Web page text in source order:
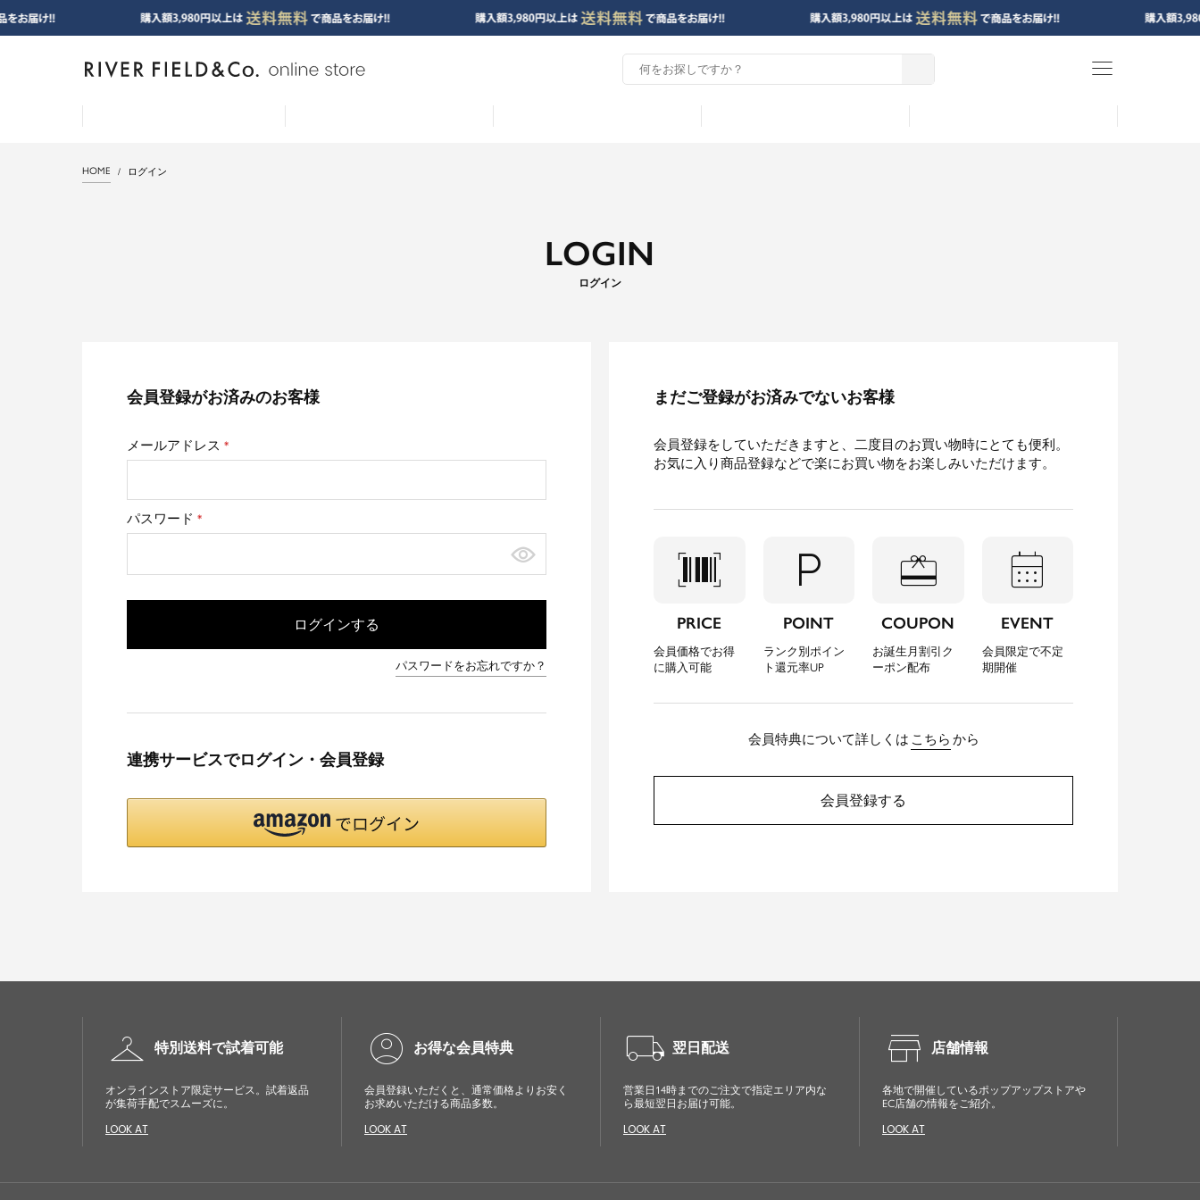
menu
HOME ログイン
LOGIN
ログイン
会員登録がお済みのお客様
メールアドレス
パスワード
ログインする
パスワードをお忘れですか？
連携サービスでログイン・会員登録
まだご登録がお済みでないお客様
会員登録をしていただきますと、二度目のお買い物時にとても便利。
お気に入り商品登録などで楽にお買い物をお楽しみいただけます。
barcode_scanner
PRICE
会員価格でお得
に購入可能
local_parking
POINT
ランク別ポイン
ト還元率UP
redeem
COUPON
お誕生月割引ク
ーポン配布
calendar_month
EVENT
会員限定で不定
期開催
会員特典について詳しくは こちら から
会員登録する
checkroom 特別送料で試着可能
オンラインストア限定サービス。試着返品
が集荷手配でスムーズに。
LOOK AT
account_circle お得な会員特典
会員登録いただくと、通常価格よりお安く
お求めいただける商品多数。
LOOK AT
local_shipping 翌日配送
営業日14時までのご注文で指定エリア内な
ら最短翌日お届け可能。
LOOK AT
store 店舗情報
各地で開催しているポップアップストアや
EC店舗の情報をご紹介。
LOOK AT